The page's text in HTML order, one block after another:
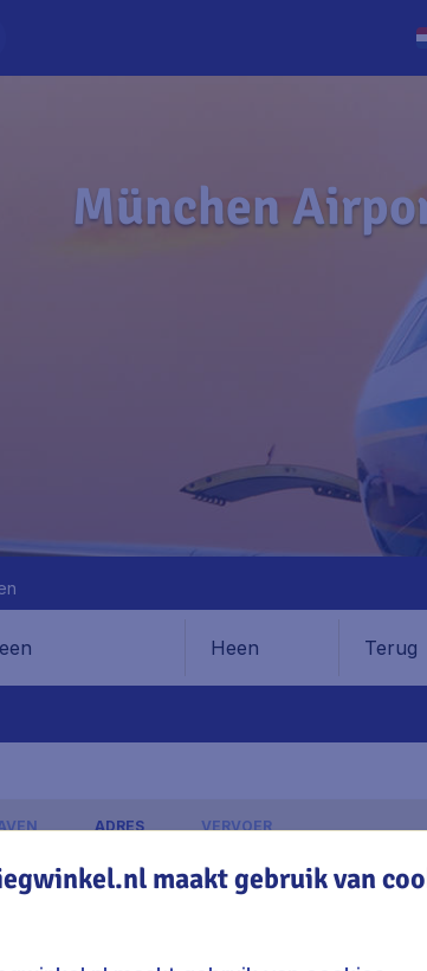
München
Heen Terug
ADRES VERVOER
Airport
maakt gebruik van